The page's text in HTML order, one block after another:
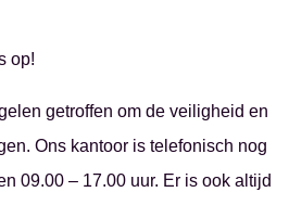
op!
getroffen om de veiligheid en
Ons kantoor is telefonisch nog
09.00 – 17.00 uur. Er is ook altijd